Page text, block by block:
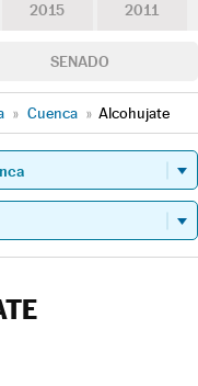
2015 2011
SENADO
» Cuenca » Alcohujate